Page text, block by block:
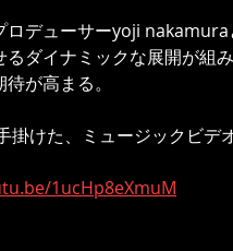
ロデューサーyoji
るダイナミックな展開が組
が高まる。
けた、ミュージックビデ
1ucHp8eXmuM